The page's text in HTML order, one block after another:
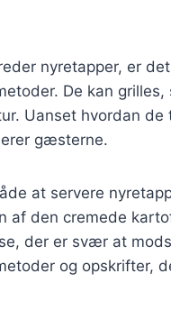
nyretapper, er
De kan
Uanset hvordan
gæsterne.
at servere
af den cremede
der er svær at
og opskrifter,